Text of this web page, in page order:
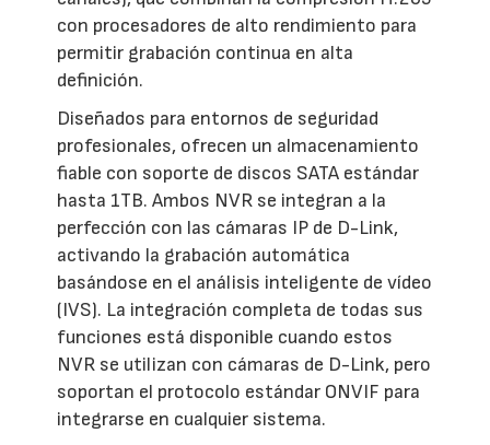
con procesadores de alto rendimiento para
permitir grabación continua en alta
definición.
Diseñados para entornos de seguridad
profesionales, ofrecen un almacenamiento
fiable con soporte de discos SATA estándar
hasta 1TB. Ambos NVR se integran a la
perfección con las cámaras IP de D-Link,
activando la grabación automática
basándose en el análisis inteligente de vídeo
(IVS). La integración completa de todas sus
funciones está disponible cuando estos
NVR se utilizan con cámaras de D-Link, pero
soportan el protocolo estándar ONVIF para
integrarse en cualquier sistema.